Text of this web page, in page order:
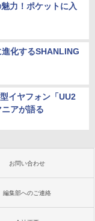
力！ポケットに入
化するSHANLING
イヤフォン「UU2
アが語る
お問い合わせ
編集部へのご連絡